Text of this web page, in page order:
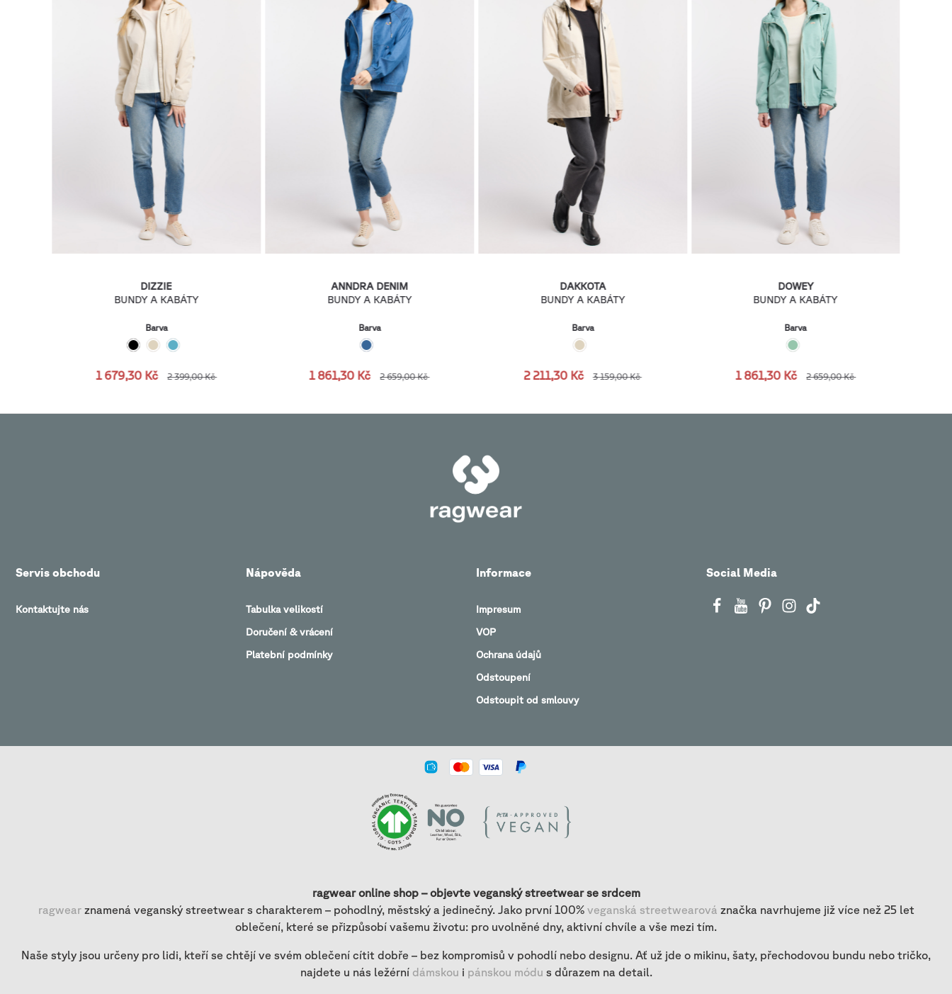
DIZZIE
BUNDY A KABÁTY
Barva
1 679,30 Kč 2 399,00 Kč
ANNDRA DENIM
BUNDY A KABÁTY
Barva
1 861,30 Kč 2 659,00 Kč
DAKKOTA
BUNDY A KABÁTY
Barva
2 211,30 Kč 3 159,00 Kč
DOWEY
BUNDY A KABÁTY
Barva
1 861,30 Kč 2 659,00 Kč
Social Media
Servis obchodu
Kontaktujte nás
Nápověda
Tabulka velikostí
Doručení & vrácení
Platební podmínky
Informace
Impresum
VOP
Ochrana údajů
Odstoupení
Odstoupit od smlouvy
ragwear online shop – objevte veganský streetwear se srdcem
ragwearznamená veganský streetwear s charakterem – pohodlný, městský a jedinečný. Jako první 100% veganská streetwearová značka navrhujeme již více než 25 let
oblečení, které se přizpůsobí vašemu životu: pro uvolněné dny, aktivní chvíle a vše mezi tím.
Naše styly jsou určeny pro lidi, kteří se chtějí ve svém oblečení cítit dobře – bez kompromisů v pohodlí nebo designu. Ať už jde o mikinu, šaty, přechodovou bundu nebo tričko,
najdete u nás ležérní dámskou i pánskou módu s důrazem na detail.